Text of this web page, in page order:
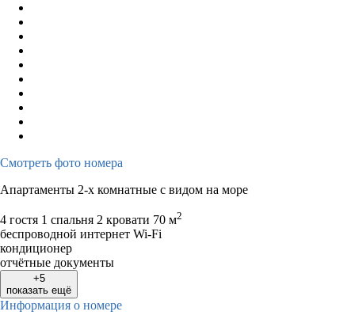
Смотреть фото номера
Апартаменты 2-х комнатные с видом на море
4 гостя 1 спальня 2 кровати 70 м2
беспроводной интернет Wi-Fi
кондиционер
отчётные документы
+5
показать ещё
Информация о номере